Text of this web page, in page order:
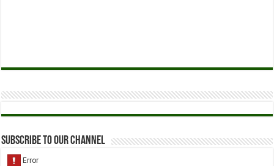
Subscribe to our Channel